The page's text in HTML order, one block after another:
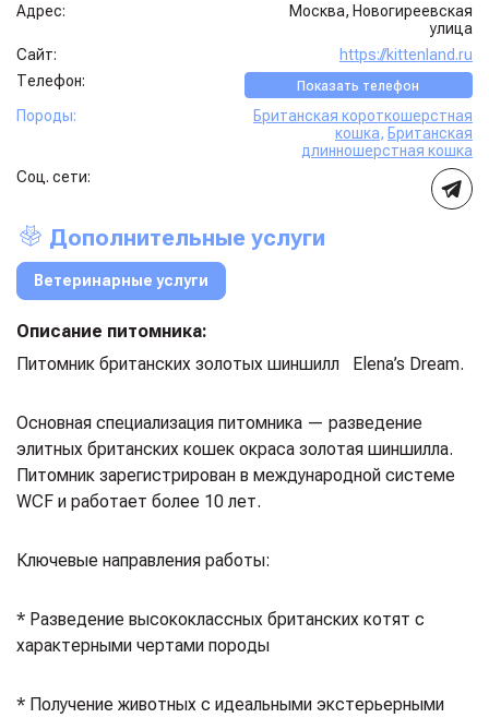
Адрес:
Москва, Новогиреевская
улица
Сайт:
https://kittenland.ru
Телефон:
Показать телефон
Породы:
Британская короткошерстная
кошка, Британская
длинношерстная кошка
Соц. сети:
Дополнительные услуги
Ветеринарные услуги
Описание питомника:
Питомник британских золотых шиншилл⁣⁣⠀Elena’s Dream.
⁣⁣Основная специализация питомника — разведение
элитных британских кошек окраса золотая шиншилла.
Питомник зарегистрирован в международной системе
WCF и работает более 10 лет.⁣⁣⠀
⁣⁣Ключевые направления работы:⁣⁣⠀
* Разведение высококлассных британских котят с
характерными чертами породы⁣⁣⠀
* Получение животных с идеальными экстерьерными